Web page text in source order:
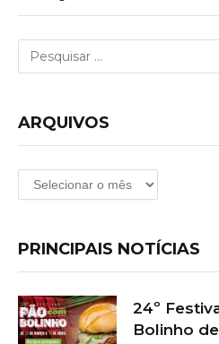
ARQUIVOS
Arquivos
PRINCIPAIS NOTÍCIAS
24º
Bolinho